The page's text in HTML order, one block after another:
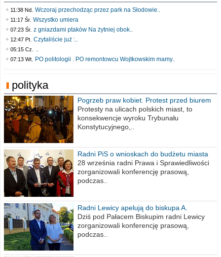
11:38 Nd. Wczoraj przechodząc przez park na Słodowie..
11:17 Śr. Wszystko umiera
07:23 Śr. z gniazdami ptaków Na żytniej obok..
12:47 Pt. Czytaliście już :..
05:15 Cz. ..
07:13 Wt. PO politologii . PO remontowcu Wojtkowskim mamy..
polityka
Pogrzeb praw kobiet. Protest przed biurem
poselskim PiS
Protesty na ulicach polskich miast, to
konsekwencje wyroku Trybunału
Konstytucyjnego,..
Radni PiS o wnioskach do budżetu miasta
na 2021 rok
28 września radni Prawa i Sprawiedliwości
zorganizowali konferencję prasową,
podczas..
Radni Lewicy apelują do biskupa A.
Wiesława Meringa
Dziś pod Pałacem Biskupim radni Lewicy
zorganizowali konferencję prasową,
podczas..